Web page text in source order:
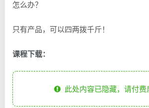
怎么办？
只有产品，可以四两拨千斤！
课程下载：
此处内容已隐藏，请付费